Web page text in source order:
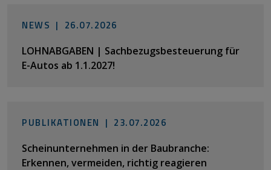
NEWS | 26.07.2026
LOHNABGABEN | Sachbezugsbesteuerung für
E-Autos ab 1.1.2027!
PUBLIKATIONEN | 23.07.2026
Scheinunternehmen in der Baubranche:
Erkennen, vermeiden, richtig reagieren